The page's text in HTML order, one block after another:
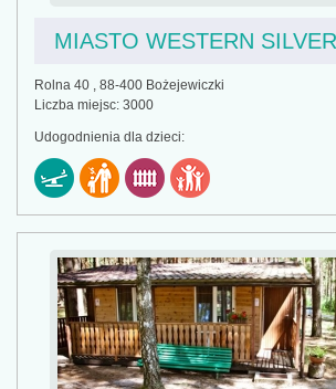
MIASTO WESTERN
Rolna 40 , 88-400 Bożejewiczki
Liczba miejsc: 3000
Udogodnienia dla dzieci: